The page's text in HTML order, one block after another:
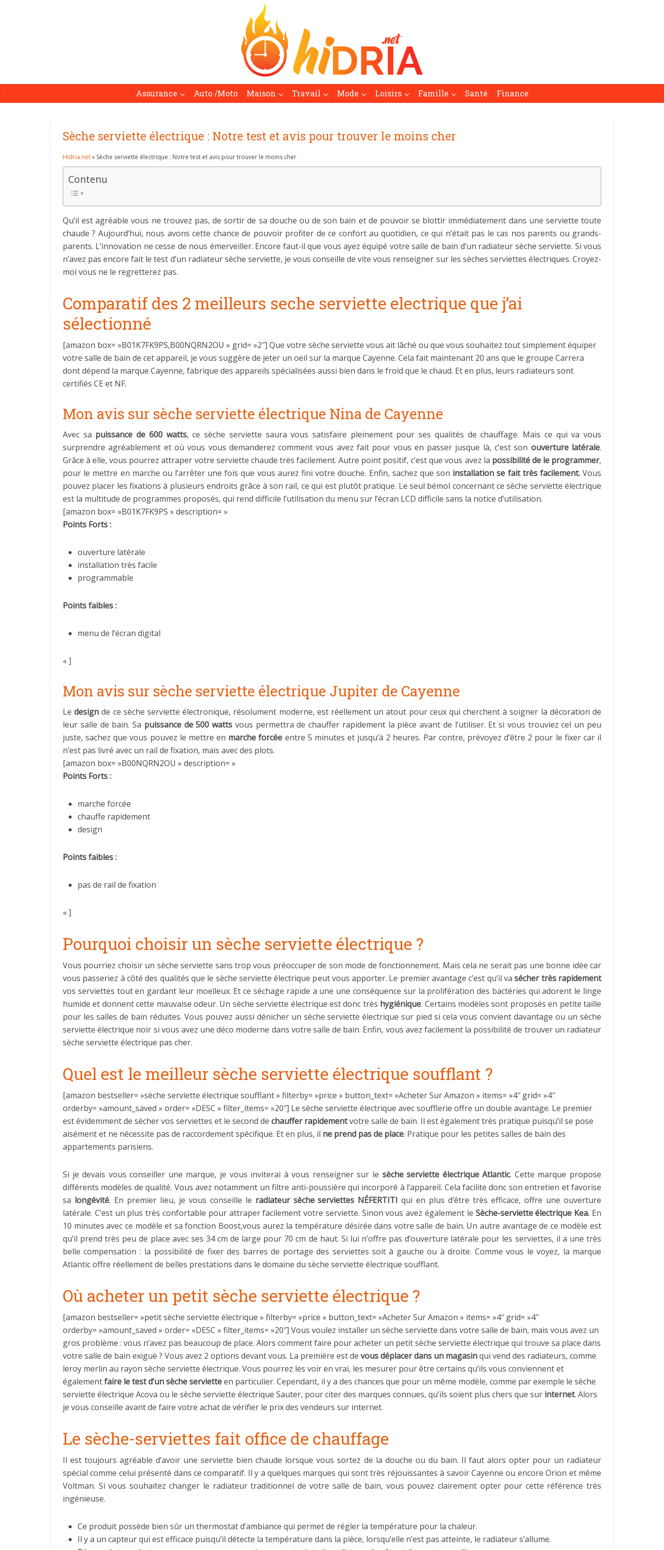
Assurance Auto /Moto Maison Travail Mode Loisirs Famille Santé Finance
Sèche serviette électrique : Notre test et avis pour trouver le moins cher
Hidria.net» Sèche serviette électrique : Notre test et avis pour trouver le moins cher
Contenu
Qu’il est agréable vous ne trouvez pas, de sortir de sa douche ou de son bain et de pouvoir se blottir immédiatement dans une serviette toute
chaude ? Aujourd’hui, nous avons cette chance de pouvoir profiter de ce confort au quotidien, ce qui n’était pas le cas nos parents ou grands-
parents. L’innovation ne cesse de nous émerveiller. Encore faut-il que vous ayez équipé votre salle de bain d’un radiateur sèche serviette. Si vous
n’avez pas encore fait le test d’un radiateur sèche serviette, je vous conseille de vite vous renseigner sur les sèches serviettes électriques. Croyez-
moi vous ne le regretterez pas.
Comparatif des 2 meilleurs seche serviette electrique que j’ai
sélectionné
[amazon box= »B01K7FK9PS,B00NQRN2OU » grid= »2″] Que votre sèche serviette vous ait lâché ou que vous souhaitez tout simplement équiper
votre salle de bain de cet appareil, je vous suggère de jeter un oeil sur la marque Cayenne. Cela fait maintenant 20 ans que le groupe Carrera
dont dépend la marque Cayenne, fabrique des appareils spécialisées aussi bien dans le froid que le chaud. Et en plus, leurs radiateurs sont
certifiés CE et NF.
Mon avis sur sèche serviette électrique Nina de Cayenne
Avec sa puissance de 600 watts, ce sèche serviette saura vous satisfaire pleinement pour ses qualités de chauffage. Mais ce qui va vous
surprendre agréablement et où vous vous demanderez comment vous avez fait pour vous en passer jusque là, c’est son ouverture latérale.
Grâce à elle, vous pourrez attraper votre serviette chaude très facilement. Autre point positif, c’est que vous avez la possibilité de le programmer,
pour le mettre en marche ou l’arrêter une fois que vous aurez fini votre douche. Enfin, sachez que son installation se fait très facilement.Vous
pouvez placer les fixations à plusieurs endroits grâce à son rail, ce qui est plutôt pratique. Le seul bémol concernant ce sèche serviette électrique
est la multitude de programmes proposés, qui rend difficile l’utilisation du menu sur l’écran LCD difficile sans la notice d’utilisation.
[amazon box= »B01K7FK9PS » description= »
Points Forts :
ouverture latérale
installation très facile
programmable
Points faibles :
menu de l’écran digital
« ]
Mon avis sur sèche serviette électrique Jupiter de Cayenne
Ledesignde ce sèche serviette électronique, résolument moderne, est réellement un atout pour ceux qui cherchent à soigner la décoration de
leur salle de bain. Sa puissance de 500 watts vous permettra de chauffer rapidement la pièce avant de l’utiliser. Et si vous trouviez cel un peu
juste, sachez que vous pouvez le mettre en marche forcée entre 5 minutes et jusqu’à 2 heures. Par contre, prévoyez d’être 2 pour le fixer car il
n’est pas livré avec un rail de fixation, mais avec des plots.
[amazon box= »B00NQRN2OU » description= »
Points Forts :
marche forcée
chauffe rapidement
design
Points faibles :
pas de rail de fixation
« ]
Pourquoi choisir un sèche serviette électrique ?
Vous pourriez choisir un sèche serviette sans trop vous préoccuper de son mode de fonctionnement. Mais cela ne serait pas une bonne idée car
vous passeriez à côté des qualités que le sèche serviette électrique peut vous apporter. Le premier avantage c’est qu’il vasécher très rapidement
vos serviettes tout en gardant leur moelleux. Et ce séchage rapide a une une conséquence sur la prolifération des bactéries qui adorent le linge
humide et donnent cette mauvaise odeur. Un sèche serviette électrique est donc très hygiénique. Certains modèles sont proposés en petite taille
pour les salles de bain réduites. Vous pouvez aussi dénicher un sèche serviette électrique sur pied si cela vous convient davantage ou un sèche
serviette électrique noir si vous avez une déco moderne dans votre salle de bain. Enfin, vous avez facilement la possibilité de trouver un radiateur
sèche serviette électrique pas cher.
Quel est le meilleur sèche serviette électrique soufflant ?
[amazon bestseller= »sèche serviette électrique soufflant » filterby= »price » button_text= »Acheter Sur Amazon » items= »4″ grid= »4″
orderby= »amount_saved » order= »DESC » filter_items= »20″] Le sèche serviette électrique avec soufflerie offre un double avantage. Le premier
est évidemment de sécher vos serviettes et le second de chauffer rapidementvotre salle de bain. Il est également très pratique puisqu’il se pose
aisément et ne nécessite pas de raccordement spécifique. Et en plus, il ne prend pas de place. Pratique pour les petites salles de bain des
appartements parisiens.
Si je devais vous conseiller une marque, je vous inviterai à vous renseigner sur le sèche serviette électrique Atlantic. Cette marque propose
différents modèles de qualité. Vous avez notamment un filtre anti-poussière qui incorporé à l’appareil. Cela facilite donc son entretien et favorise
sa longévité. En premier lieu, je vous conseille le radiateur sèche serviettes NÉFERTITI qui en plus d’être très efficace, offre une ouverture
latérale. C’est un plus très confortable pour attraper facilement votre serviette. Sinon vous avez également le Sèche-serviette électrique Kea. En
10 minutes avec ce modèle et sa fonction Boost,vous aurez la température désirée dans votre salle de bain. Un autre avantage de ce modèle est
qu’il prend très peu de place avec ses 34 cm de large pour 70 cm de haut. Si lui n’offre pas d’ouverture latérale pour les serviettes, il a une très
belle compensation : la possibilité de fixer des barres de portage des serviettes soit à gauche ou à droite. Comme vous le voyez, la marque
Atlantic offre réellement de belles prestations dans le domaine du sèche serviette électrique soufflant.
Où acheter un petit sèche serviette électrique ?
[amazon bestseller= »petit sèche serviette électrique » filterby= »price » button_text= »Acheter Sur Amazon » items= »4″ grid= »4″
orderby= »amount_saved » order= »DESC » filter_items= »20″] Vous voulez installer un sèche serviette dans votre salle de bain, mais vous avez un
gros problème : vous n’avez pas beaucoup de place. Alors comment faire pour acheter un petit sèche serviette électrique qui trouve sa place dans
votre salle de bain exiguë ? Vous avez 2 options devant vous. La première est de vous déplacer dans un magasinqui vend des radiateurs, comme
leroy merlin au rayon sèche serviette électrique. Vous pourrez les voir en vrai, les mesurer pour être certains qu’ils vous conviennent et
égalementfaire le test d’un sèche servietteen particulier. Cependant, il y a des chances que pour un même modèle, comme par exemple le sèche
serviette électrique Acova ou le sèche serviette électrique Sauter, pour citer des marques connues, qu’ils soient plus chers que sur internet. Alors
je vous conseille avant de faire votre achat de vérifier le prix des vendeurs sur internet.
Le sèche-serviettes fait office de chauffage
Il est toujours agréable d’avoir une serviette bien chaude lorsque vous sortez de la douche ou du bain. Il faut alors opter pour un radiateur
spécial comme celui présenté dans ce comparatif. Il y a quelques marques qui sont très réjouissantes à savoir Cayenne ou encore Orion et même
Voltman. Si vous souhaitez changer le radiateur traditionnel de votre salle de bain, vous pouvez clairement opter pour cette référence très
ingénieuse.
Ce produit possède bien sûr un thermostat d’ambiance qui permet de régler la température pour la chaleur.
Il y a un capteur qui est efficace puisqu’il détecte la température dans la pièce, lorsqu’elle n’est pas atteinte, le radiateur s’allume.